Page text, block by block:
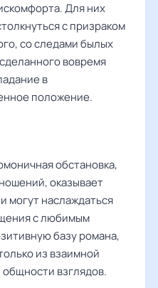
Для них
с призраком
со следами былых
вовремя
в
положение.
обстановка,
оказывает
могут наслаждаться
с любимым
базу романа,
из взаимной
взглядов.